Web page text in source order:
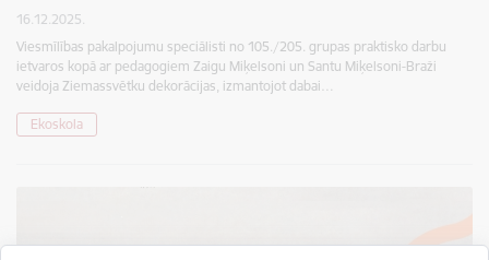
16.12.2025.
Viesmīlības pakalpojumu speciālisti no 105./205. grupas praktisko darbu
ietvaros kopā ar pedagogiem Zaigu Miķelsoni un Santu Miķelsoni-Braži
veidoja Ziemassvētku dekorācijas, izmantojot dabai…
Ekoskola